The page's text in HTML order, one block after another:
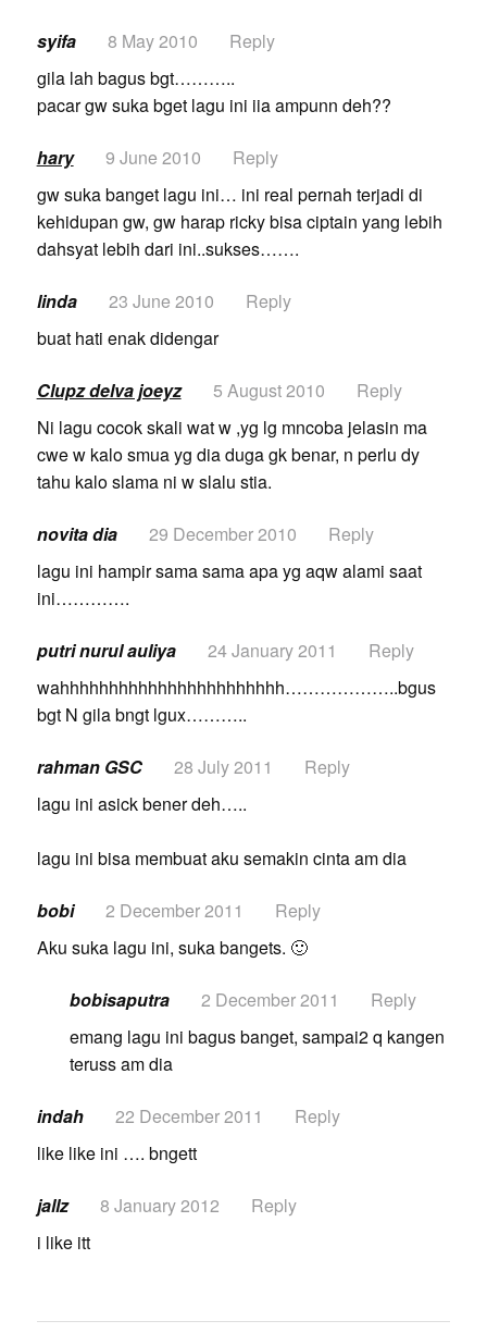
syifa 8 May 2010
Reply
gila lah bagus bgt………..
pacar gw suka bget lagu ini iia ampunn deh??
hary 9 June 2010
Reply
gw suka banget lagu ini… ini real pernah terjadi di
kehidupan gw, gw harap ricky bisa ciptain yang lebih
dahsyat lebih dari ini..sukses…….
linda 23 June 2010
Reply
buat hati enak didengar
Clupz delva joeyz 5 August 2010
Reply
Ni lagu cocok skali wat w ,yg lg mncoba jelasin ma
cwe w kalo smua yg dia duga gk benar, n perlu dy
tahu kalo slama ni w slalu stia.
novita dia 29 December 2010
Reply
lagu ini hampir sama sama apa yg aqw alami saat
ini………….
putri nurul auliya 24 January 2011
Reply
wahhhhhhhhhhhhhhhhhhhhhhh………………..bgus
bgt N gila bngt lgux………..
rahman GSC 28 July 2011
Reply
lagu ini asick bener deh…..
lagu ini bisa membuat aku semakin cinta am dia
bobi 2 December 2011
Reply
Aku suka lagu ini, suka bangets. 🙂
bobisaputra 2 December 2011
Reply
emang lagu ini bagus banget, sampai2 q kangen
teruss am dia
indah 22 December 2011
Reply
like like ini …. bngett
jallz 8 January 2012
Reply
i like itt